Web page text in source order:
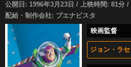
公開日: 1996年3月23日 / 上映時間: 81分
配給・制作会社: ブエナビスタ
映画監督
ジョン・ラ